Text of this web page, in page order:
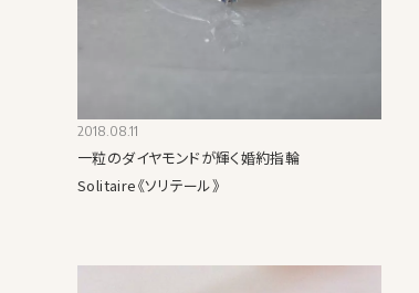
2018.08.11
一粒のダイヤモンドが輝く婚約指輪
Solitaire《ソリテール》